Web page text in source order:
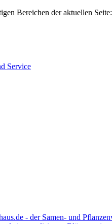
Bereichen der aktuellen Seite:
Service